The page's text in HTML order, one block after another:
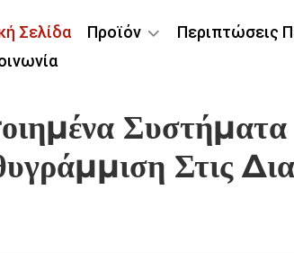
Σελίδα Προϊόν Περιπτώσεις
Συστήματα
Στις